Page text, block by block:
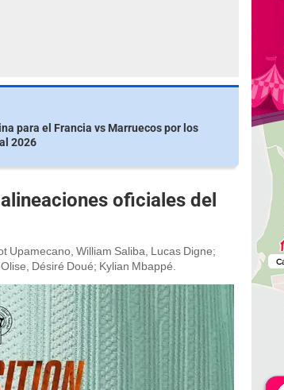
para el Francia vs Marruecos por los
2026
oficiales del
Upamecano, William Saliba, Lucas Digne;
Désiré Doué; Kylian Mbappé.